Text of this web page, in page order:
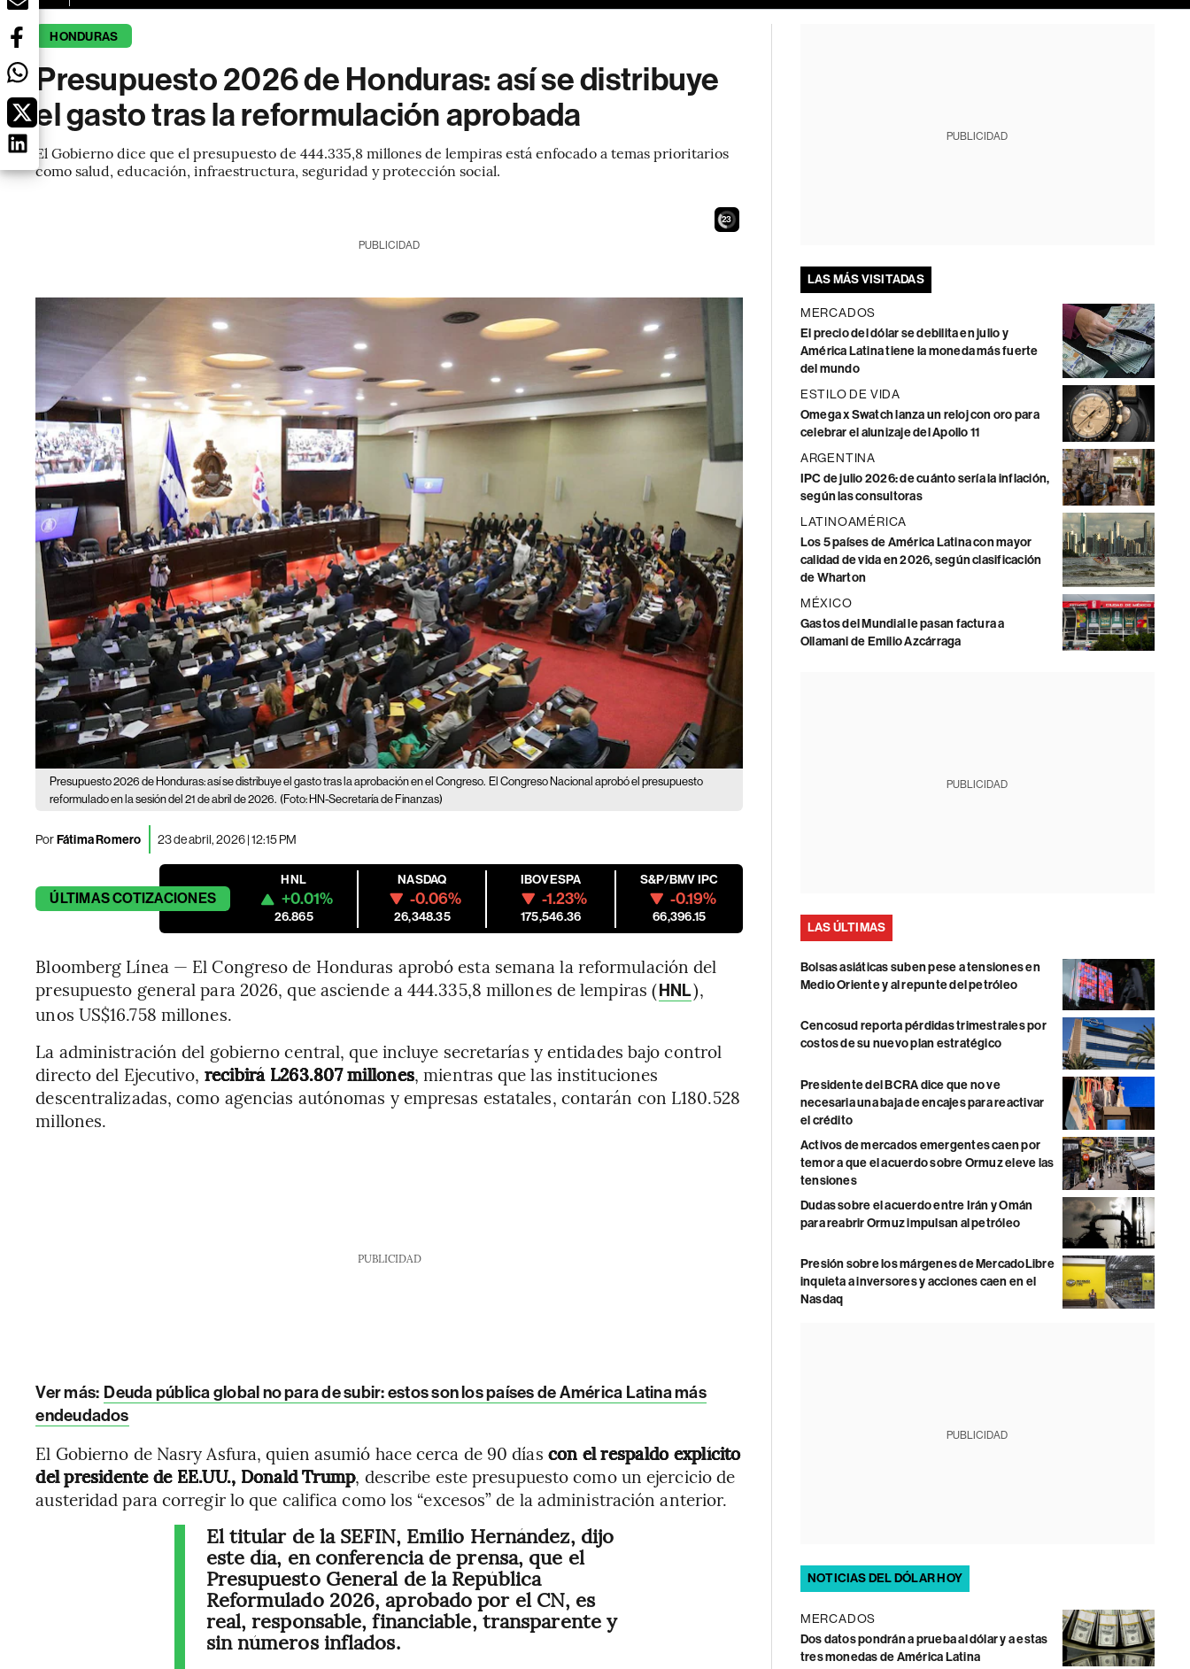
HONDURAS
Presupuesto 2026 de Honduras: así se distribuye
el gasto tras la reformulación aprobada
El Gobierno dice que el presupuesto de 444.335,8 millones de lempiras está enfocado a temas prioritarios
como salud, educación, infraestructura, seguridad y protección social.
21
PUBLICIDAD
Presupuesto 2026 de Honduras: así se distribuye el gasto tras la aprobación en el Congreso. El Congreso Nacional aprobó el presupuesto
reformulado en la sesión del 21 de abril de 2026. (Foto: HN-Secretaría de Finanzas)
PorFátima Romero 23 de abril, 2026 | 12:15 PM
ÚLTIMASCOTIZACIONES
HNL
+0.01%
26.865
NASDAQ
-0.06%
26,348.35
IBOVESPA
-1.23%
175,546.36
S&P/BMV IPC
-0.19%
66,396.15
Bloomberg Línea — El Congreso de Honduras aprobó esta semana la reformulación del
presupuesto general para 2026, que asciende a 444.335,8 millones de lempiras (HNL),
unos US$16.758 millones.
La administración del gobierno central, que incluye secretarías y entidades bajo control
directo del Ejecutivo, recibirá L263.807 millones, mientras que las instituciones
descentralizadas, como agencias autónomas y empresas estatales, contarán con L180.528
millones.
PUBLICIDAD
Ver más: Deuda pública global no para de subir: estos son los países de América Latina más
endeudados
El Gobierno de Nasry Asfura, quien asumió hace cerca de 90 días con el respaldo explícito
del presidente de EE.UU., Donald Trump, describe este presupuesto como un ejercicio de
austeridad para corregir lo que califica como los “excesos” de la administración anterior.
El titular de la SEFIN, Emilio Hernández, dijo
este día, en conferencia de prensa, que el
Presupuesto General de la República
Reformulado 2026, aprobado por el CN, es
real, responsable, financiable, transparente y
sin números inflados.
PUBLICIDAD
LAS MÁS VISITADAS
MERCADOS
El precio del dólar se debilita en julio y
América Latina tiene la moneda más fuerte
del mundo
ESTILO DE VIDA
Omega x Swatch lanza un reloj con oro para
celebrar el alunizaje del Apollo 11
ARGENTINA
IPC de julio 2026: de cuánto sería la inflación,
según las consultoras
LATINOAMÉRICA
Los 5 países de América Latina con mayor
calidad de vida en 2026, según clasificación
de Wharton
MÉXICO
Gastos del Mundial le pasan factura a
Ollamani de Emilio Azcárraga
PUBLICIDAD
LAS ÚLTIMAS
Bolsas asiáticas suben pese a tensiones en
Medio Oriente y al repunte del petróleo
Cencosud reporta pérdidas trimestrales por
costos de su nuevo plan estratégico
Presidente del BCRA dice que no ve
necesaria una baja de encajes para reactivar
el crédito
Activos de mercados emergentes caen por
temor a que el acuerdo sobre Ormuz eleve las
tensiones
Dudas sobre el acuerdo entre Irán y Omán
para reabrir Ormuz impulsan al petróleo
Presión sobre los márgenes de MercadoLibre
inquieta a inversores y acciones caen en el
Nasdaq
PUBLICIDAD
NOTICIAS DEL DÓLAR HOY
MERCADOS
Dos datos pondrán a prueba al dólar y a estas
tres monedas de América Latina